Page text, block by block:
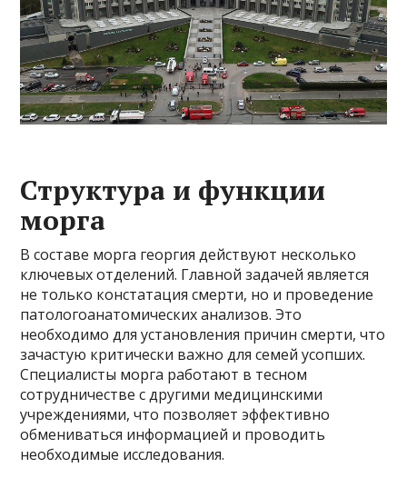
Структура и функции
морга
В составе морга георгия действуют несколько
ключевых отделений. Главной задачей является
не только констатация смерти, но и проведение
патологоанатомических анализов. Это
необходимо для установления причин смерти, что
зачастую критически важно для семей усопших.
Специалисты морга работают в тесном
сотрудничестве с другими медицинскими
учреждениями, что позволяет эффективно
обмениваться информацией и проводить
необходимые исследования.